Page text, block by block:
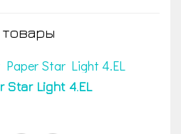
Star Light 4.EL